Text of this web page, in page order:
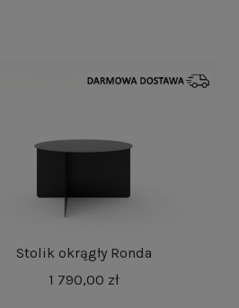
Stolik okrągły Ronda
1 790,00 zł